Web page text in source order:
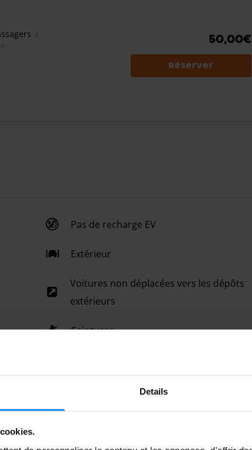
Details
50,00€
Réserver
Pas de recharge EV
Extérieur
Voitures non déplacées vers les dépôts
extérieurs
Ceintures